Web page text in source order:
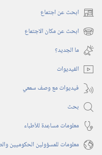
ابحث عن اجتماع (يفتح
نافذة ابحث عن مكان الاجتماع (يفتح
نافذة
جديدة)
ما الجديد؟‏
الفيديوات
فيديوات مع وصف سمعي
بحث
معلومات مساعِدة للأطباء
معلومات للمسؤولين الحكوميين